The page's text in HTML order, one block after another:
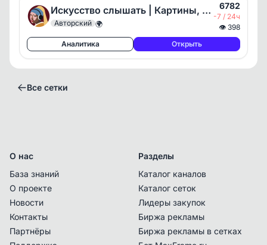
Искусство слышать | Картины, Живопись, Культура, Музей, Галерея, Художник, Творчество, Рисование, Эрмитаж, Третьяковка, Выставки, Искусствовед, Экскурсовод, Гид, Рисунок, Хобби, Пейзаж, Арт, История
Авторский 🌍
6782
-7 / 24ч
👁 398
Аналитика
Открыть
Все сетки
Владелец сетки с данным контактом
подтвердил последний раз право владения
О нас
База знаний
О проекте
Новости
Контакты
Партнёры
Разделы
Каталог каналов
Каталог сеток
Лидеры закупок
Биржа рекламы
Биржа рекламы в сетках